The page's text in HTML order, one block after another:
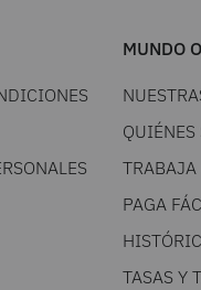
MUNDO
QUIÉNES
TRABAJA
PAGA
TASAS Y